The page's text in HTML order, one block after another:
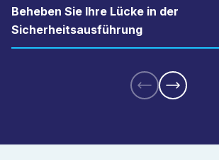
Beheben Sie Ihre Lücke in der
Sicherheitsausführung